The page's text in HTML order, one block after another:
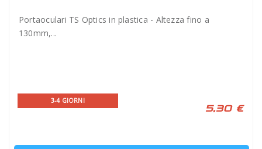
Portaoculari TS Optics in plastica - Altezza fino a
130mm,...
3-4 GIORNI
5,30 €